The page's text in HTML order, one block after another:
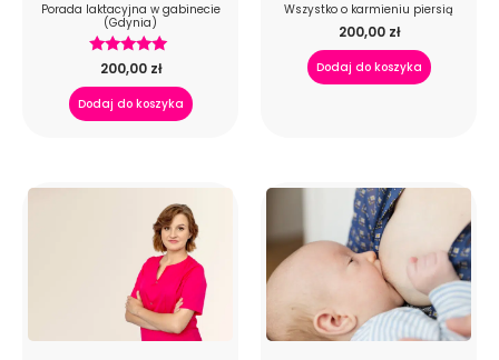
Porada laktacyjna w gabinecie
(Gdynia)
Oceniono
5.00
200,00 zł
Dodaj do koszyka
Wszystko o karmieniu piersią
200,00 zł
Dodaj do koszyka